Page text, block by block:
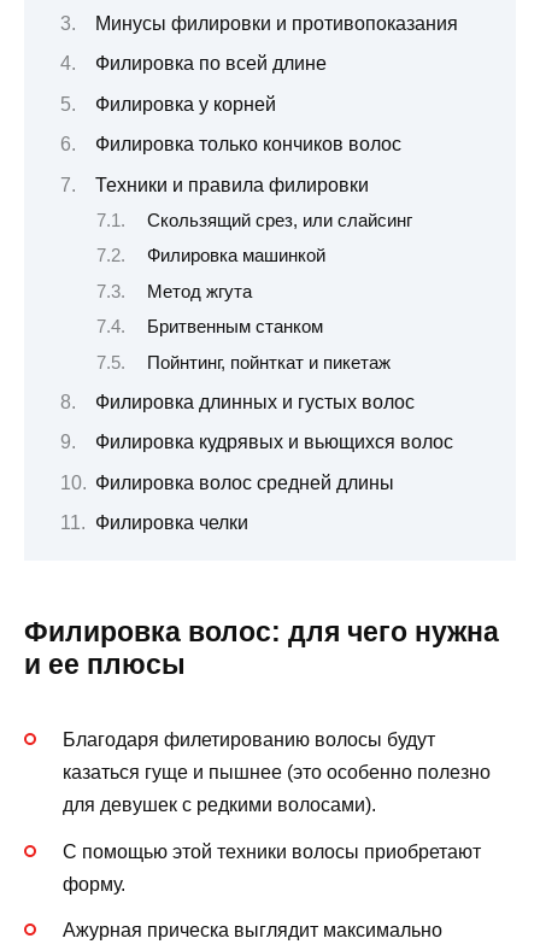
Минусы филировки и противопоказания
Филировка по всей длине
Филировка у корней
Филировка только кончиков волос
Техники и правила филировки
Скользящий срез, или слайсинг
Филировка машинкой
Метод жгута
Бритвенным станком
Пойнтинг, пойнткат и пикетаж
Филировка длинных и густых волос
Филировка кудрявых и вьющихся волос
Филировка волос средней длины
Филировка челки
Филировка волос: для чего нужна
и ее плюсы
Благодаря филетированию волосы будут
казаться гуще и пышнее (это особенно полезно
для девушек с редкими волосами).
С помощью этой техники волосы приобретают
форму.
Ажурная прическа выглядит максимально